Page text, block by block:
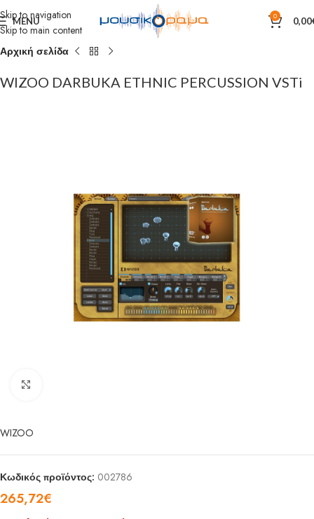
Skip to navigation
Skip to main content
MENU 0 0,00
Αρχική σελίδα
WIZOO DARBUKA ETHNIC PERCUSSION VSTi
WIZOO
Κωδικός προϊόντος: 002786
265,72€